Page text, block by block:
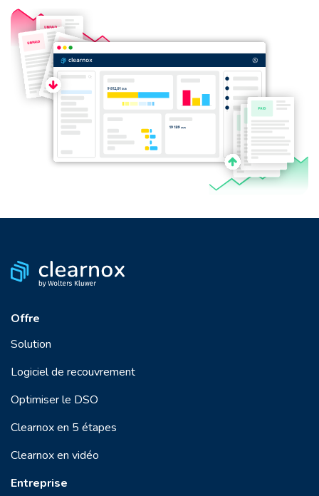
Offre
Solution
Logiciel de recouvrement
Optimiser le DSO
Clearnox en 5 étapes
Clearnox en vidéo
Entreprise